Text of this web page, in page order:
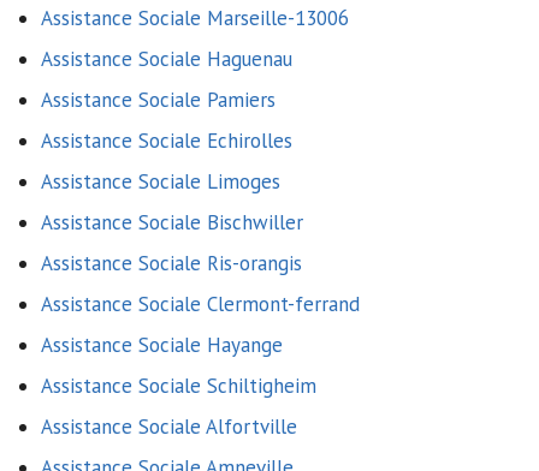
Assistance Sociale Marseille-13006
Assistance Sociale Haguenau
Assistance Sociale Pamiers
Assistance Sociale Echirolles
Assistance Sociale Limoges
Assistance Sociale Bischwiller
Assistance Sociale Ris-orangis
Assistance Sociale Clermont-ferrand
Assistance Sociale Hayange
Assistance Sociale Schiltigheim
Assistance Sociale Alfortville